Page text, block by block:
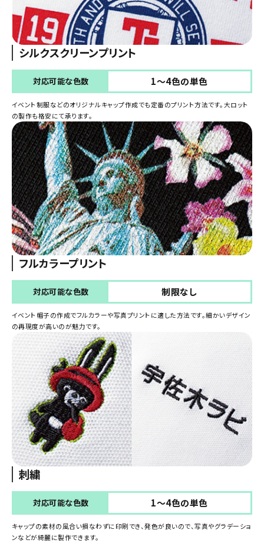
シルクスクリーンプリント
対応可能な色数 1～4色の単色
イベント制服などのオリジナルキャップ作成でも定番のプリント方法です。大ロット
の製作も格安にて承ります。
フルカラープリント
対応可能な色数 制限なし
イベント帽子の作成でフルカラーや写真プリントに適した方法です。細かいデザイン
の再現度が高いのが魅力です。
刺繍
対応可能な色数 1～4色の単色
キャップの素材の風合い損なわずに印刷でき、発色が良いので、写真やグラデーショ
ンなどが綺麗に製作できます。